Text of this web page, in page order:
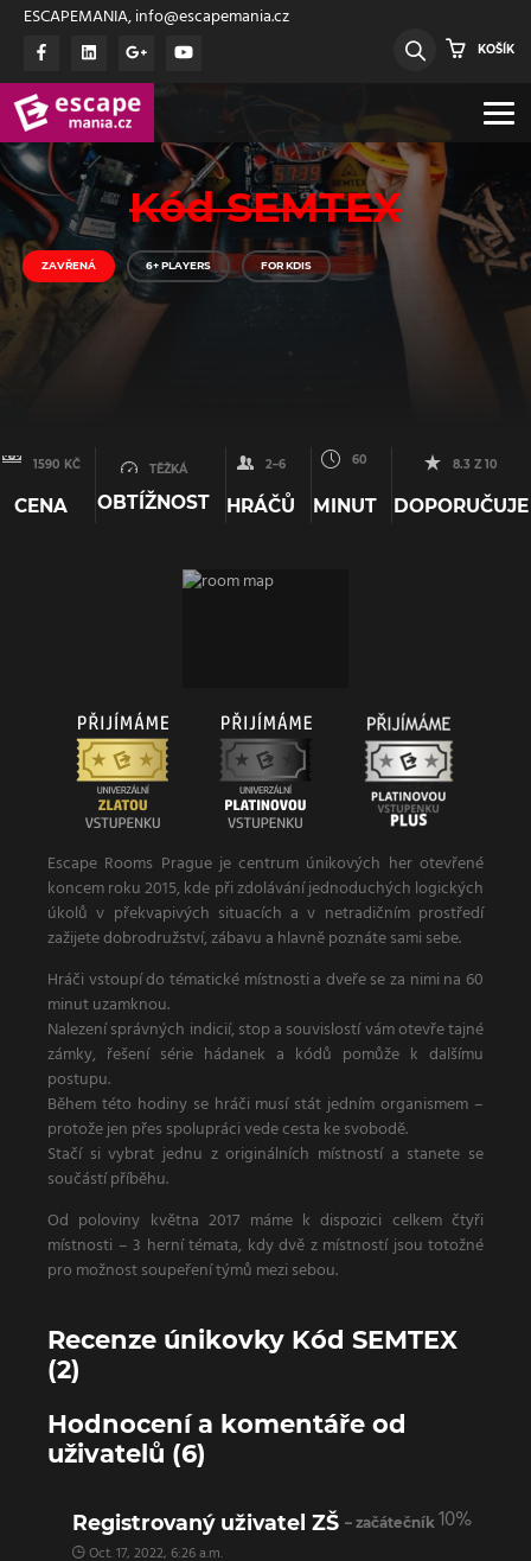
ESCAPEMANIA, info@escapemania.cz
KOŠÍK
Kód SEMTEX
ZAVŘENÁ 6+ PLAYERS FOR KDIS
1590 KČ
CENA
TĚŽKÁ
OBTÍŽNOST
2–6
HRÁČŮ
60
MINUT
8.3 Z 10
DOPORUČUJE
Escape Rooms Prague je centrum únikových her otevřené
koncem roku 2015, kde při zdolávání jednoduchých logických
úkolů v překvapivých situacích a v netradičním prostředí
zažijete dobrodružství, zábavu a hlavně poznáte sami sebe.
Hráči vstoupí do tématické místnosti a dveře se za nimi na 60
minut uzamknou.
Nalezení správných indicií, stop a souvislostí vám otevře tajné
zámky, řešení série hádanek a kódů pomůže k dalšímu
postupu.
Během této hodiny se hráči musí stát jedním organismem –
protože jen přes spolupráci vede cesta ke svobodě.
Stačí si vybrat jednu z originálních místností a stanete se
součástí příběhu.
Od poloviny května 2017 máme k dispozici celkem čtyři
místnosti – 3 herní témata, kdy dvě z místností jsou totožné
pro možnost soupeření týmů mezi sebou.
Recenze únikovky Kód SEMTEX
(2)
Hodnocení a komentáře od
uživatelů (6)
10%
Registrovaný uživatel ZŠ – začátečník
Oct. 17, 2022, 6:26 a.m.